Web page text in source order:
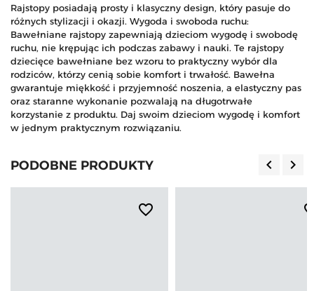
Rajstopy posiadają prosty i klasyczny design, który pasuje do
różnych stylizacji i okazji. Wygoda i swoboda ruchu:
Bawełniane rajstopy zapewniają dzieciom wygodę i swobodę
ruchu, nie krępując ich podczas zabawy i nauki. Te rajstopy
dziecięce bawełniane bez wzoru to praktyczny wybór dla
rodziców, którzy cenią sobie komfort i trwałość. Bawełna
gwarantuje miękkość i przyjemność noszenia, a elastyczny pas
oraz staranne wykonanie pozwalają na długotrwałe
korzystanie z produktu. Daj swoim dzieciom wygodę i komfort
w jednym praktycznym rozwiązaniu.
PODOBNE PRODUKTY keyboard_arrow_left keyboard_arrow_right
favorite_border